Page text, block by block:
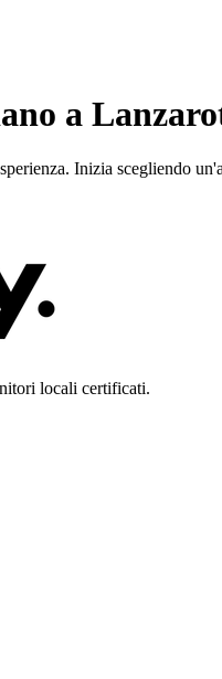
a
Inizia scegliendo
locali certificati.